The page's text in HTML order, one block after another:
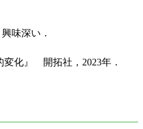
味深い．
化』 開拓社，2023年．